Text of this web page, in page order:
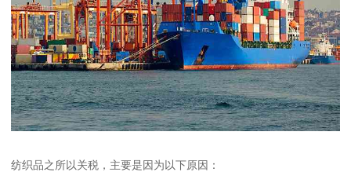
纺织品之所以关税，主要是因为以下原因：